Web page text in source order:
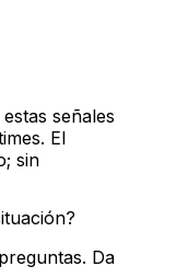
señales
El
sin
Da